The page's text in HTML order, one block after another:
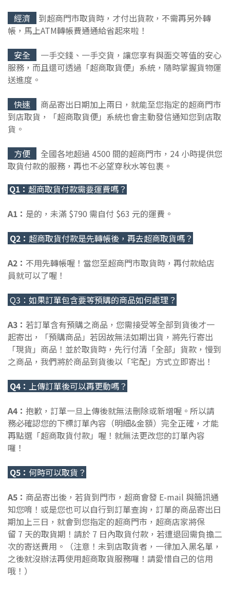
經濟
到超商門市取貨時，才付出貨款，不需再另外轉
帳，馬上ATM轉帳費通通給省起來啦！
安全
一手交錢、一手交貨，讓您享有與面交等值的安心
服務，而且還可透過「超商取貨便」系統，隨時掌握貨物運
送進度。
快速
商品寄出日期加上兩日，就能至您指定的超商門市
到店取貨，「超商取貨便」系統也會主動發信通知您到店取
貨。
方便
全國各地超過 4500 間的超商門市，24 小時提供您
取貨付款的服務，再也不必望穿秋水等包裹。
Q1： 超商取貨付款需要運費嗎？
A1： 是的，未滿 $790 需自付 $63 元的運費。
Q2： 超商取貨付款是先轉帳後，再去超商取貨嗎？
A2： 不用先轉帳喔！當您至超商門市取貨時，再付款給店
員就可以了喔！
Q3：如果訂單包含要等預購的商品如何處理？
A3： 若訂單含有預購之商品，您需接受等全部到貨後才一
起寄出，「預購商品」若因故無法如期出貨，將先行寄出
「現貨」商品！並於取貨時，先行付清「全部」貨款，慢到
之商品，我們將於商品到貨後以「宅配」方式立即寄出！
Q4： 上傳訂單後可以再更動嗎？
A4： 抱歉，訂單一旦上傳後就無法刪除或新增喔。所以請
務必確認您的下標訂單內容（明細&金額）完全正確，才能
再點選「超商取貨付款」喔！就無法更改您的訂單內容
囉！
Q5： 何時可以取貨？
A5： 商品寄出後，若貨到門市，超商會發 E-mail 與簡訊通
知您唷！或是您也可以自行到訂單查詢，訂單的商品寄出日
期加上三日，就會到您指定的超商門市，超商店家將保
留 7 天的取貨期！請於 7 日內取貨付款，若遭退回需負擔二
次的寄送費用。（注意！未到店取貨者，一律加入黑名單，
之後就沒辦法再使用超商取貨服務囉！請愛惜自己的信用
哦！）